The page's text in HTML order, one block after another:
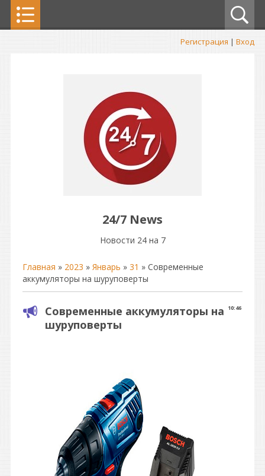
Регистрация | Вход
24/7 News
Новости 24 на 7
Главная » 2023 » Январь » 31 » Современные
аккумуляторы на шуруповерты
10:46
Современные аккумуляторы на
шуруповерты